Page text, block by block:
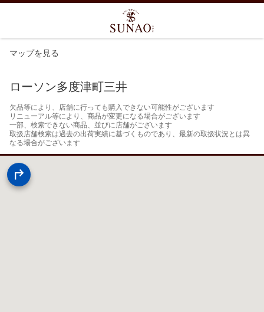
マップを見る
ローソン多度津町三井
欠品等により、店舗に行っても購入できない可能性がございます
リニューアル等により、商品が変更になる場合がございます
一部、検索できない商品、並びに店舗がございます
取扱店舗検索は過去の出荷実績に基づくものであり、最新の取扱状況とは異
なる場合がございます